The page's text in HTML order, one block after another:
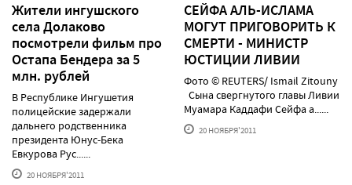
Жители ингушского
села Долаково
посмотрели фильм про
Остапа Бендера за 5
млн. рублей
В Республике Ингушетия
полицейские задержали
дальнего родственника
президента Юнус-Бека
Евкурова Рус......
20 НОЯБРЯ'2011
СЕЙФА АЛЬ-ИСЛАМА
МОГУТ ПРИГОВОРИТЬ К
СМЕРТИ - МИНИСТР
ЮСТИЦИИ ЛИВИИ
Фото © REUTERS/ Ismail Zitouny
Сына свергнутого главы Ливии
Муамара Каддафи Сейфа а......
20 НОЯБРЯ'2011